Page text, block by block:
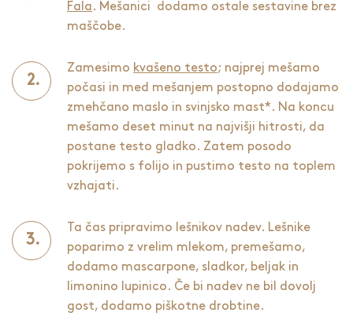
Fala . Mešanici dodamo ostale sestavine brez
maščobe.
Zamesimo kvašeno testo; najprej mešamo
počasi in med mešanjem postopno dodajamo
zmehčano maslo in svinjsko mast*. Na koncu
mešamo deset minut na najvišji hitrosti, da
postane testo gladko. Zatem posodo
pokrijemo s folijo in pustimo testo na toplem
vzhajati.
Ta čas pripravimo lešnikov nadev. Lešnike
poparimo z vrelim mlekom, premešamo,
dodamo mascarpone, sladkor, beljak in
limonino lupinico. Če bi nadev ne bil dovolj
gost, dodamo piškotne drobtine.